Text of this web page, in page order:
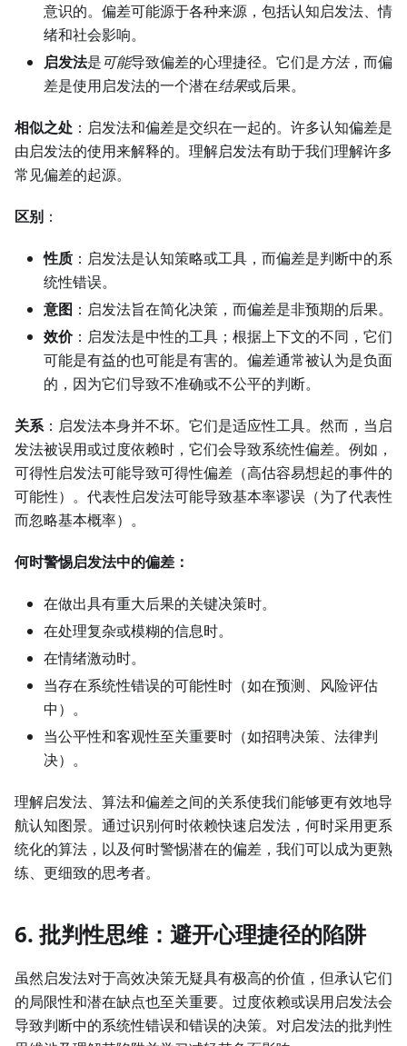
意识的。偏差可能源于各种来源，包括认知启发法、情
绪和社会影响。
启发法是可能导致偏差的心理捷径。它们是方法，而偏
差是使用启发法的一个潜在结果或后果。
相似之处 ：启发法和偏差是交织在一起的。许多认知偏差是
由启发法的使用来解释的。理解启发法有助于我们理解许多
常见偏差的起源。
区别 ：
性质 ：启发法是认知策略或工具，而偏差是判断中的系
统性错误。
意图 ：启发法旨在简化决策，而偏差是非预期的后果。
效价：启发法是中性的工具；根据上下文的不同，它们
可能是有益的也可能是有害的。偏差通常被认为是负面
的，因为它们导致不准确或不公平的判断。
关系：启发法本身并不坏。它们是适应性工具。然而，当启
发法被误用或过度依赖时，它们会导致系统性偏差。例如，
可得性启发法可能导致可得性偏差（高估容易想起的事件的
可能性）。代表性启发法可能导致基本率谬误（为了代表性
而忽略基本概率）。
何时警惕启发法中的偏差：
在做出具有重大后果的关键决策时。
在处理复杂或模糊的信息时。
在情绪激动时。
当存在系统性错误的可能性时（如在预测、风险评估
中）。
当公平性和客观性至关重要时（如招聘决策、法律判
决）。
理解启发法、算法和偏差之间的关系使我们能够更有效地导
航认知图景。通过识别何时依赖快速启发法，何时采用更系
统化的算法，以及何时警惕潜在的偏差，我们可以成为更熟
练、更细致的思考者。
6. 批判性思维：避开心理捷径的陷阱
虽然启发法对于高效决策无疑具有极高的价值，但承认它们
的局限性和潜在缺点也至关重要。过度依赖或误用启发法会
导致判断中的系统性错误和错误的决策。对启发法的批判性